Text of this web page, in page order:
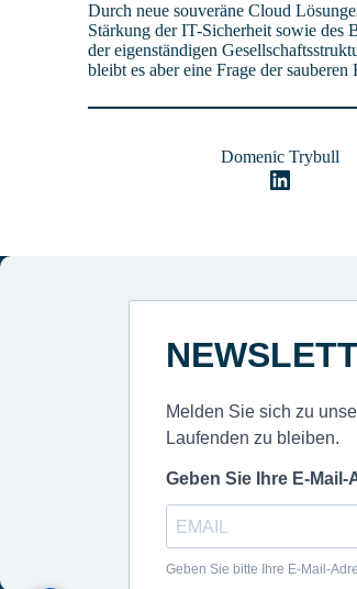
Durch neue souveräne Cloud
Stärkung der IT-Sicherheit sowie des
der eigenständigen
bleibt es aber eine Frage der
Domenic Trybull
LinkedIn